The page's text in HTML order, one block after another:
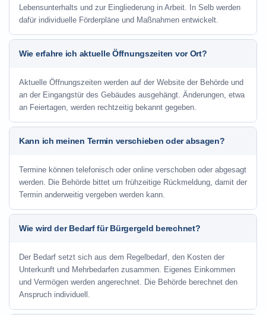
Lebensunterhalts und zur Eingliederung in Arbeit. In Selb werden
dafür individuelle Förderpläne und Maßnahmen entwickelt.
Wie erfahre ich aktuelle Öffnungszeiten vor Ort?
Aktuelle Öffnungszeiten werden auf der Website der Behörde und
an der Eingangstür des Gebäudes ausgehängt. Änderungen, etwa
an Feiertagen, werden rechtzeitig bekannt gegeben.
Kann ich meinen Termin verschieben oder absagen?
Termine können telefonisch oder online verschoben oder abgesagt
werden. Die Behörde bittet um frühzeitige Rückmeldung, damit der
Termin anderweitig vergeben werden kann.
Wie wird der Bedarf für Bürgergeld berechnet?
Der Bedarf setzt sich aus dem Regelbedarf, den Kosten der
Unterkunft und Mehrbedarfen zusammen. Eigenes Einkommen
und Vermögen werden angerechnet. Die Behörde berechnet den
Anspruch individuell.